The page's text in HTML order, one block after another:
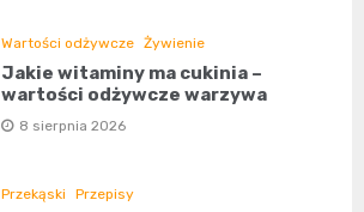
Wartości odżywcze Żywienie
Jakie witaminy ma cukinia –
wartości odżywcze warzywa
8 sierpnia 2026
Przekąski Przepisy